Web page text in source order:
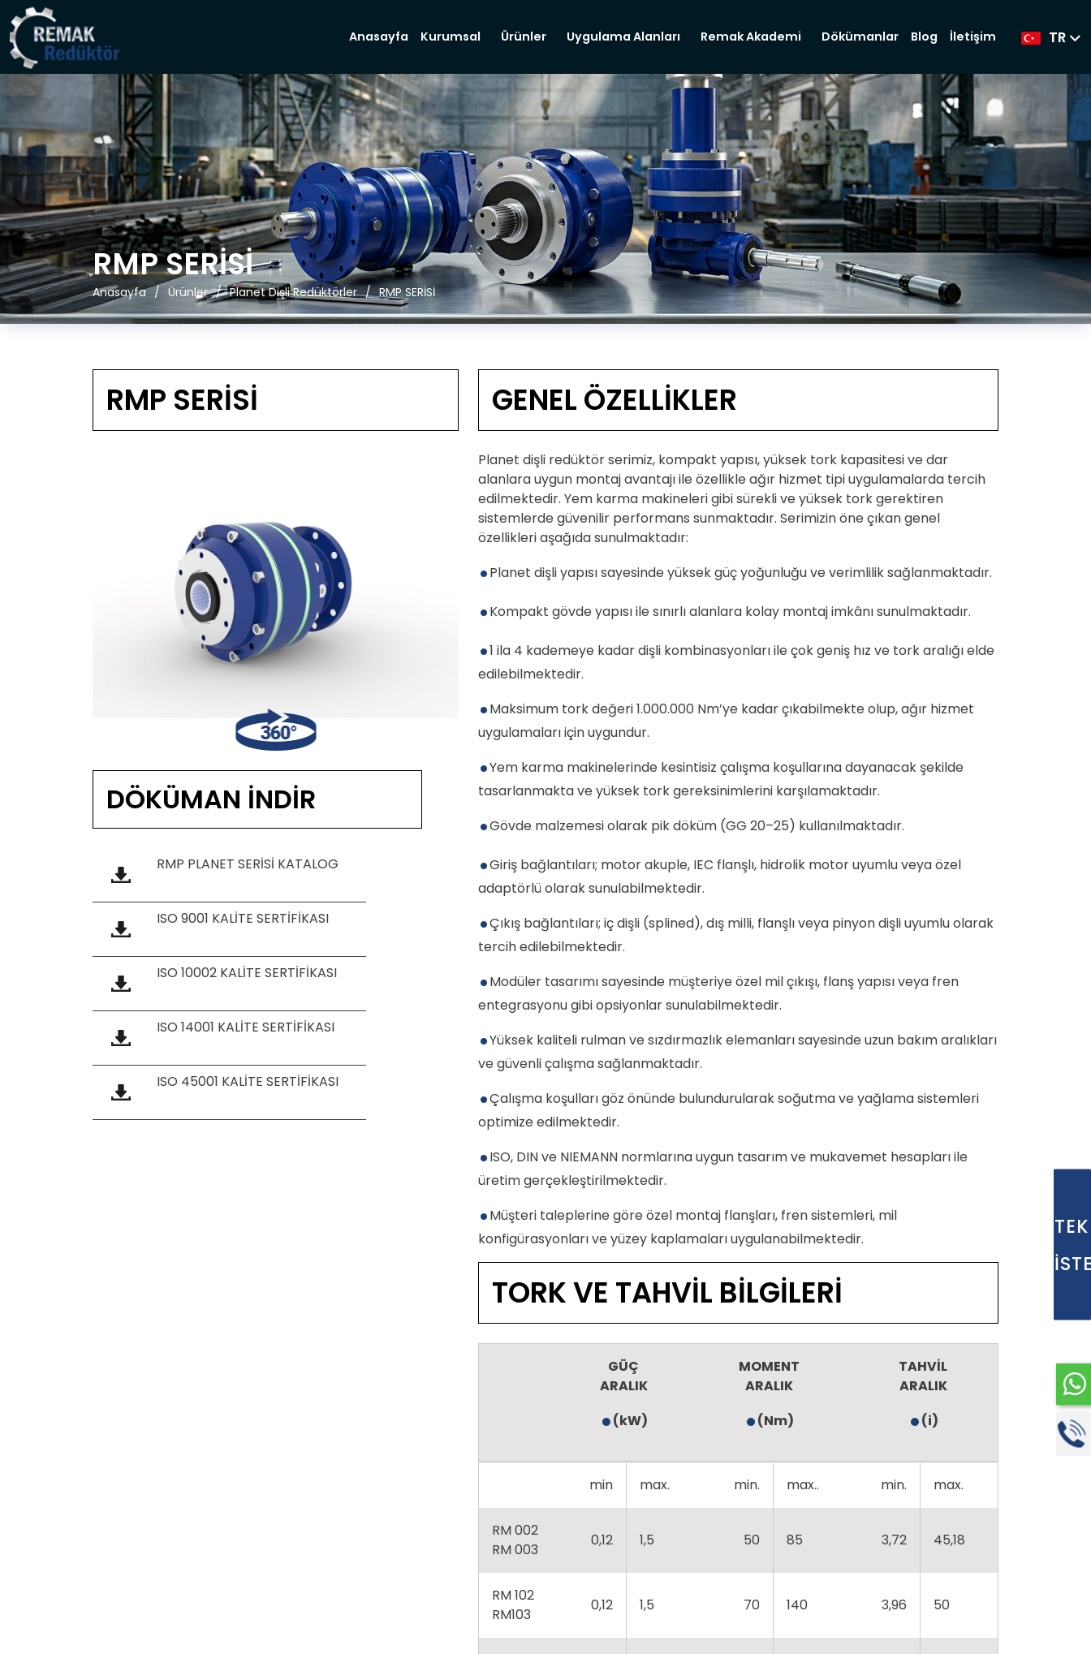
Anasayfa Kurumsal Ürünler Uygulama Alanları Remak Akademi Dökümanlar Blog İletişim TR
RMP SERİSİ
Anasayfa Ürünler Planet Dişli Redüktörler RMP SERİSİ
RMP SERİSİ
DÖKÜMAN İNDİR
RMP PLANET SERİSİ KATALOG
ISO 9001 KALİTE SERTİFİKASI
ISO 10002 KALİTE SERTİFİKASI
ISO 14001 KALİTE SERTİFİKASI
ISO 45001 KALİTE SERTİFİKASI
GENEL ÖZELLİKLER
Planet dişli redüktör serimiz, kompakt yapısı, yüksek tork kapasitesi ve dar
alanlara uygun montaj avantajı ile özellikle ağır hizmet tipi uygulamalarda tercih
edilmektedir. Yem karma makineleri gibi sürekli ve yüksek tork gerektiren
sistemlerde güvenilir performans sunmaktadır. Serimizin öne çıkan genel
özellikleri aşağıda sunulmaktadır:
Planet dişli yapısı sayesinde yüksek güç yoğunluğu ve verimlilik sağlanmaktadır.
Kompakt gövde yapısı ile sınırlı alanlara kolay montaj imkânı sunulmaktadır.
1 ila 4 kademeye kadar dişli kombinasyonları ile çok geniş hız ve tork aralığı elde
edilebilmektedir.
Maksimum tork değeri 1.000.000 Nm’ye kadar çıkabilmekte olup, ağır hizmet
uygulamaları için uygundur.
Yem karma makinelerinde kesintisiz çalışma koşullarına dayanacak şekilde
tasarlanmakta ve yüksek tork gereksinimlerini karşılamaktadır.
Gövde malzemesi olarak pik döküm (GG 20–25) kullanılmaktadır.
Giriş bağlantıları; motor akuple, IEC flanşlı, hidrolik motor uyumlu veya özel
adaptörlü olarak sunulabilmektedir.
Çıkış bağlantıları; iç dişli (splined), dış milli, flanşlı veya pinyon dişli uyumlu olarak
tercih edilebilmektedir.
Modüler tasarımı sayesinde müşteriye özel mil çıkışı, flanş yapısı veya fren
entegrasyonu gibi opsiyonlar sunulabilmektedir.
Yüksek kaliteli rulman ve sızdırmazlık elemanları sayesinde uzun bakım aralıkları
ve güvenli çalışma sağlanmaktadır.
Çalışma koşulları göz önünde bulundurularak soğutma ve yağlama sistemleri
optimize edilmektedir.
ISO, DIN ve NIEMANN normlarına uygun tasarım ve mukavemet hesapları ile
üretim gerçekleştirilmektedir.
Müşteri taleplerine göre özel montaj flanşları, fren sistemleri, mil
konfigürasyonları ve yüzey kaplamaları uygulanabilmektedir.
TORK VE TAHVİL BİLGİLERİ
GÜÇ
ARALIK
(kW)
MOMENT
ARALIK
(Nm)
TAHVİL
ARALIK
(i)
min max. min. max.. min. max.
RM 002
RM 003
0,12 1,5 50 85 3,72 45,18
RM 102
RM103
0,12 1,5 70 140 3,96 50